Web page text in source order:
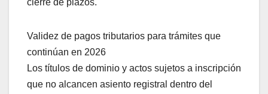
Validez de pagos tributarios para trámites que
continúan en 2026
Los títulos de dominio y actos sujetos a inscripción
que no alcancen asiento registral dentro del